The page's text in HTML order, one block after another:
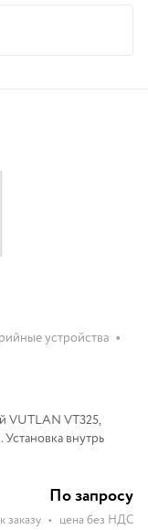
устройства •
VUTLAN VT325,
Установка внутрь
По запросу
заказу • цена без НДС